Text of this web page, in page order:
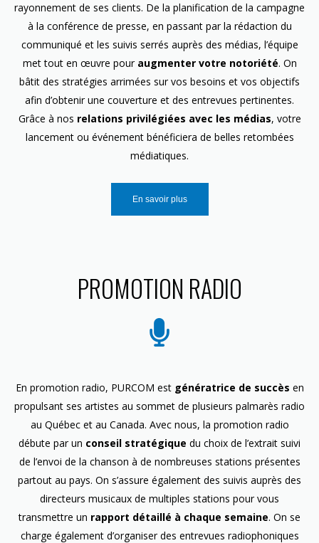
rayonnement de ses clients. De la planification de la campagne
à la conférence de presse, en passant par la rédaction du
communiqué et les suivis serrés auprès des médias, l’équipe
met tout en œuvre pour augmenter votre notoriété. On
bâtit des stratégies arrimées sur vos besoins et vos objectifs
afin d’obtenir une couverture et des entrevues pertinentes.
Grâce à nos relations privilégiées avec les médias, votre
lancement ou événement bénéficiera de belles retombées
médiatiques.
En savoir plus
PROMOTION RADIO
En promotion radio, PURCOM est génératrice de succès en
propulsant ses artistes au sommet de plusieurs palmarès radio
au Québec et au Canada. Avec nous, la promotion radio
débute par un conseil stratégique du choix de l’extrait suivi
de l’envoi de la chanson à de nombreuses stations présentes
partout au pays. On s’assure également des suivis auprès des
directeurs musicaux de multiples stations pour vous
transmettre un rapport détaillé à chaque semaine. On se
charge également d’organiser des entrevues radiophoniques